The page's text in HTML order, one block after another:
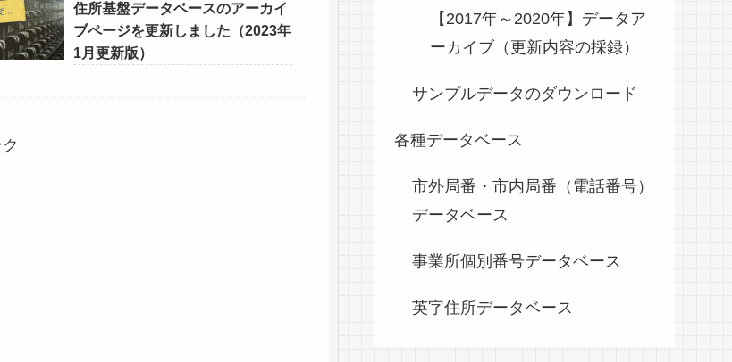
ンテンツ変更情報
住所基盤データベースのアーカイ
ブページを更新しました（2023年
1月更新版）
【2017年～2020年】データア
ーカイブ（更新内容の採録）
サンプルデータのダウンロード
各種データベース
市外局番・市内局番（電話番号）
データベース
事業所個別番号データベース
英字住所データベース